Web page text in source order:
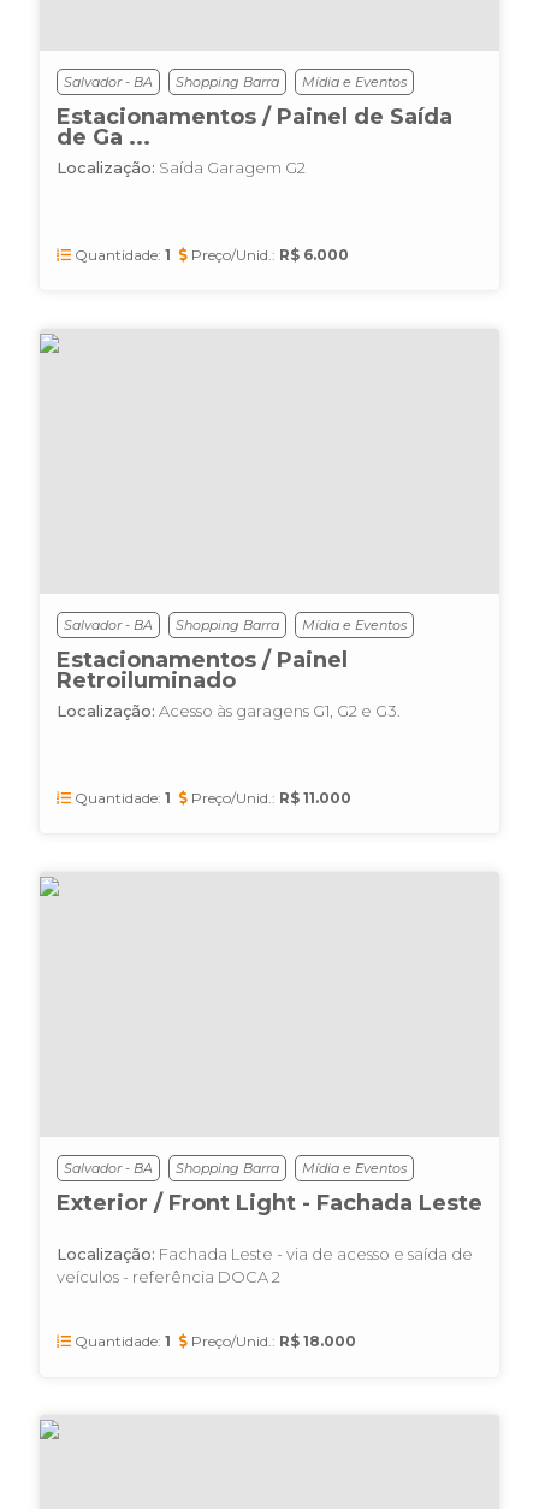
Salvador - BA Shopping Barra Mídia e Eventos
Estacionamentos / Painel de Saída
de Ga ...
Localização: Saída Garagem G2
Quantidade: 1 Preço/Unid.: R$ 6.000
Salvador - BA Shopping Barra Mídia e Eventos
Estacionamentos / Painel
Retroiluminado
Localização: Acesso às garagens G1, G2 e G3.
Quantidade: 1 Preço/Unid.: R$ 11.000
Salvador - BA Shopping Barra Mídia e Eventos
Exterior / Front Light - Fachada Leste
Localização: Fachada Leste - via de acesso e saída de
veículos - referência DOCA 2
Quantidade: 1 Preço/Unid.: R$ 18.000